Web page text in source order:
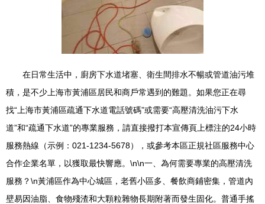
在日常生活中，廚房下水道堵塞、衛生間排水不暢或管道油污堆
積，是不少上海市黃浦區居民和商戶常遇到的難題。如果您正在尋
找“上海市黃浦區疏通下水道電話號碼”或需要“高壓清洗油污下水
道”和“疏通下水道”的專業服務，請直接撥打本宣傳頁上標注的24小時
服務熱線（示例：021-1234-5678），或參考本區正規社區服務中心
合作企業名單，以獲取最快響應。\n\n一、為何需要專業的高壓清洗
服務？\n黃浦區作為中心城區，老舊小區多、餐飲商鋪密集，管道內
壁易因油脂、食物殘渣和大顆粒雜物長期附著而發生固化。普通手搖